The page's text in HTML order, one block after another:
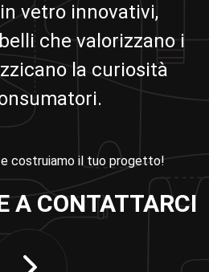
vetro innovativi,
che valorizzano i
la curiosità
e costruiamo il tuo progetto!
A CONTATTARCI